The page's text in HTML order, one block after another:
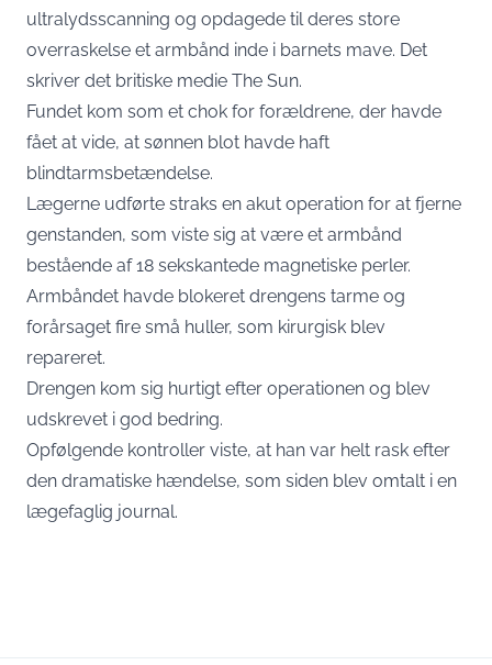
ultralydsscanning og opdagede til deres store
overraskelse et armbånd inde i barnets mave. Det
skriver det britiske medie The Sun.
Fundet kom som et chok for forældrene, der havde
fået at vide, at sønnen blot havde haft
blindtarmsbetændelse.
Lægerne udførte straks en akut operation for at fjerne
genstanden, som viste sig at være et armbånd
bestående af 18 sekskantede magnetiske perler.
Armbåndet havde blokeret drengens tarme og
forårsaget fire små huller, som kirurgisk blev
repareret.
Drengen kom sig hurtigt efter operationen og blev
udskrevet i god bedring.
Opfølgende kontroller viste, at han var helt rask efter
den dramatiske hændelse, som siden blev omtalt i en
lægefaglig journal.